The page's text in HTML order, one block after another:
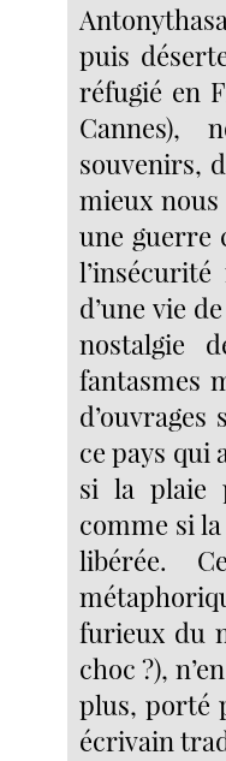
puis
réfugié en
Cannes),
souvenirs,
mieux
une guerre
d’une vie
nostalgie
fantasmes
ce pays qui
si la plaie
comme si
libérée.
furieux du
choc ?),
plus, porté
écrivain